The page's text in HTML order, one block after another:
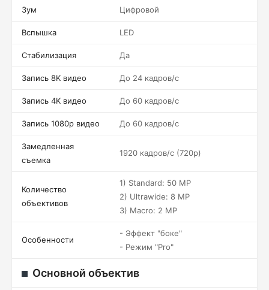
Зум Цифровой
Вспышка LED
Стабилизация Да
Запись 8K видео До 24 кадров/c
Запись 4K видео До 60 кадров/c
Запись 1080p видео До 60 кадров/c
Замедленная
съемка
1920 кадров/c (720p)
Количество
объективов
1) Standard: 50 MP
2) Ultrawide: 8 MP
3) Macro: 2 MP
Особенности
- Эффект "боке"
- Режим "Pro"
Основной объектив